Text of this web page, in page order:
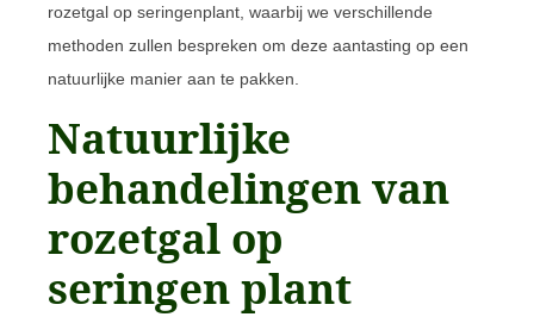
rozetgal op seringenplant, waarbij we verschillende
methoden zullen bespreken om deze aantasting op een
natuurlijke manier aan te pakken.
Natuurlijke
behandelingen van
rozetgal op
seringen plant